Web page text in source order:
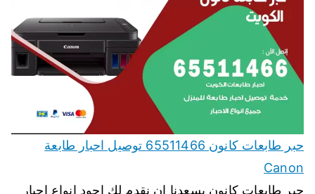
حبر طابعات كانون 65511466 توصيل احبار طابعة
Canon
حبر طابعات كانون يسعدنا ان نقدم لك اجود انواع احبار